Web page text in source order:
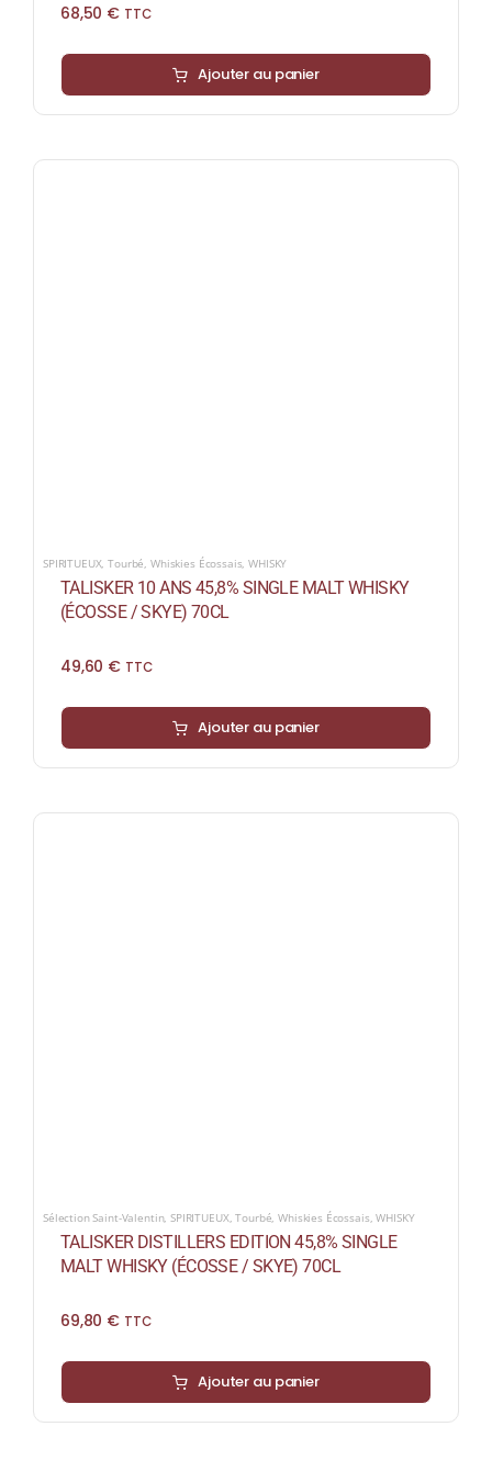
68,50 € TTC
Ajouter au panier
SPIRITUEUX,Tourbé, Whiskies Écossais,WHISKY
TALISKER 10 ANS 45,8% SINGLE MALT WHISKY
(ÉCOSSE / SKYE) 70CL
49,60 € TTC
Ajouter au panier
Sélection Saint-Valentin,SPIRITUEUX,Tourbé,Whiskies Écossais,WHISKY
TALISKER DISTILLERS EDITION 45,8% SINGLE
MALT WHISKY (ÉCOSSE / SKYE) 70CL
69,80 € TTC
Ajouter au panier